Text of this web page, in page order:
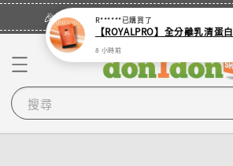
🎉登入會員・領取您的專屬折扣券！
搜尋
R******已購買了
8 小時前